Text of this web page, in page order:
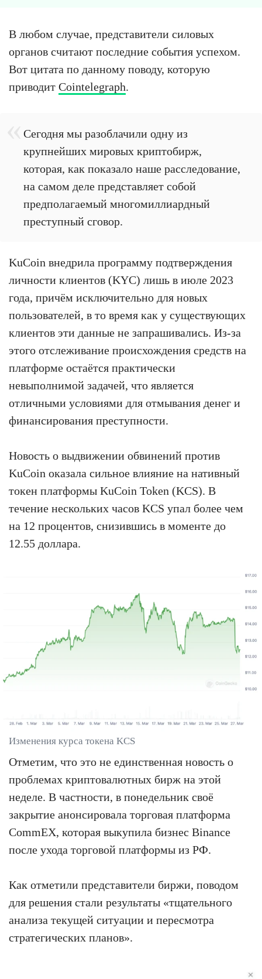
В любом случае, представители силовых
органов считают последние события успехом.
Вот цитата по данному поводу, которую
приводит Cointelegraph.
Сегодня мы разоблачили одну из
крупнейших мировых криптобирж,
которая, как показало наше расследование,
на самом деле представляет собой
предполагаемый многомиллиардный
преступный сговор.
KuCoin внедрила программу подтверждения
личности клиентов (KYC) лишь в июле 2023
года, причём исключительно для новых
пользователей, в то время как у существующих
клиентов эти данные не запрашивались. Из-за
этого отслеживание происхождения средств на
платформе остаётся практически
невыполнимой задачей, что является
отличными условиями для отмывания денег и
финансирования преступности.
Новость о выдвижении обвинений против
KuCoin оказала сильное влияние на нативный
токен платформы KuCoin Token (KCS). В
течение нескольких часов KCS упал более чем
на 12 процентов, снизившись в моменте до
12.55 доллара.
Изменения курса токена KCS
Отметим, что это не единственная новость о
проблемах криптовалютных бирж на этой
неделе. В частности, в понедельник своё
закрытие анонсировала торговая платформа
CommEX, которая выкупила бизнес Binance
после ухода торговой платформы из РФ.
Как отметили представители биржи, поводом
для решения стали результаты «тщательного
анализа текущей ситуации и пересмотра
стратегических планов».